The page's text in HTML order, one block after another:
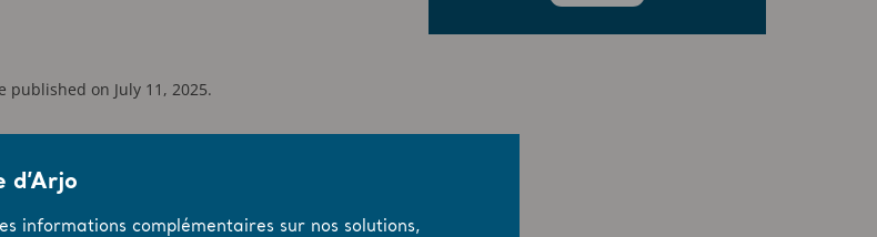
published on July 11, 2025.
d’Arjo
informations complémentaires sur nos solutions,